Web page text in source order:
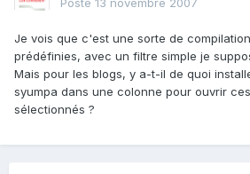
Posté 13 novembre 2007
Je vois que c'est une sorte de
prédéfinies, avec un filtre simple je
Mais pour les blogs, y a-t-il de quoi
syumpa dans une colonne pour ouvrir
sélectionnés ?